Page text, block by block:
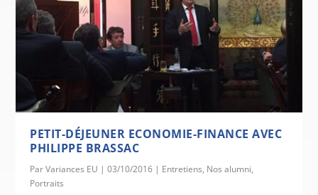
PETIT-DÉJEUNER ECONOMIE-FINANCE AVEC
PHILIPPE BRASSAC
ParVariances EU |03/10/2016 | Entretiens, Nos alumni,
Portraits